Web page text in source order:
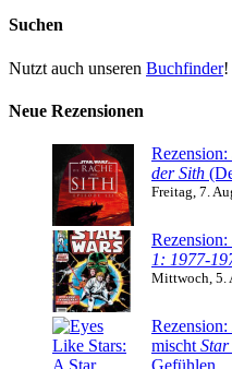
Suchen
Nutzt auch unseren Buchfinder!
Neue Rezensionen
Rezension:
der Sith
Freitag, 7.
Rezension:
1: 1977-
Mittwoch, 5.
Rezension:
mischt Star
Gefühlen